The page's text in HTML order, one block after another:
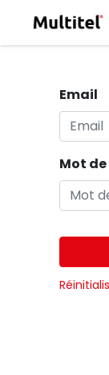
Email
Mot